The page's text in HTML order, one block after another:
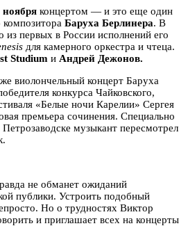
ноября концертом — и это еще один
Баруха Берлинера. В
из первых в России исполнений его
для камерного оркестра и чтеца.
Studium и Андрей Дежонов.
виолончельный концерт Баруха
конкурса Чайковского,
«Белые ночи Карелии» Сергея
премьера сочинения. Специально
музыкант пересмотрел
не обманет ожиданий
публики. Устроить подобный
Но о трудностях Виктор
и приглашает всех на концерты